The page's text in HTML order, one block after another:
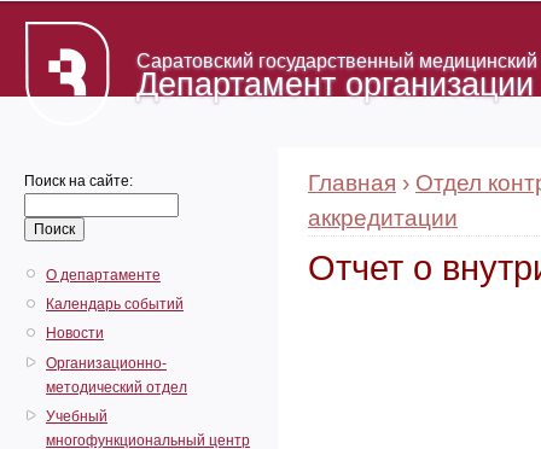
Саратовский государственный
Департамент
Поиск на сайте:
О департаменте
Календарь событий
Новости
Организационно-
методический отдел
Учебный
многофункциональный центр
Главная › Отдел
аккредитации
Отчет о